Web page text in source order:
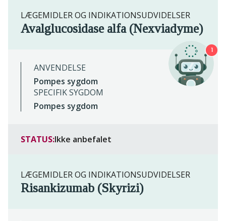
LÆGEMIDLER OG INDIKATIONSUDVIDELSER
Avalglucosidase alfa (Nexviadyme)
ANVENDELSE
Pompes sygdom
SPECIFIK SYGDOM
Pompes sygdom
STATUS:Ikke anbefalet
LÆGEMIDLER OG INDIKATIONSUDVIDELSER
Risankizumab (Skyrizi)
1